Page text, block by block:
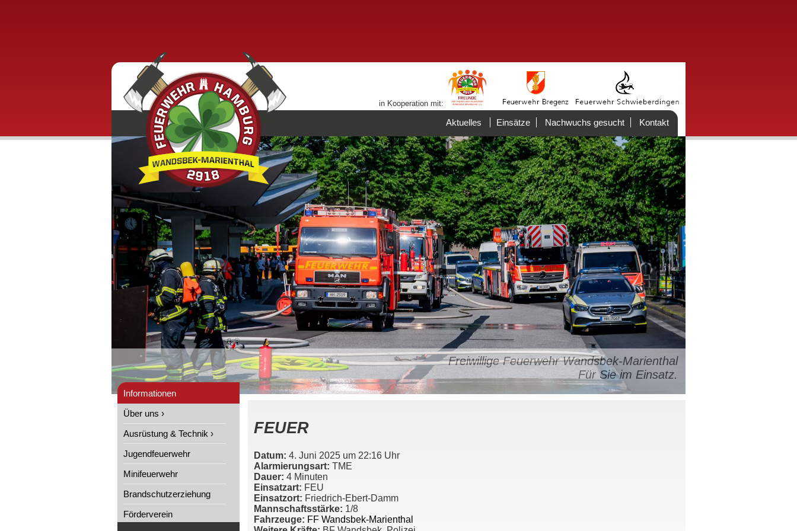
in Kooperation mit:
Aktuelles Einsätze Nachwuchs gesucht Kontakt
Freiwillige Feuerwehr Wandsbek-Marienthal
Für Sie im Einsatz.
Informationen
Über uns ›
Ausrüstung & Technik ›
Jugendfeuerwehr
Minifeuerwehr
Brandschutzerziehung
Förderverein
FEUER
Datum: 4. Juni 2025 um 22:16 Uhr
Alarmierungsart: TME
Dauer: 4 Minuten
Einsatzart: FEU
Einsatzort: Friedrich-Ebert-Damm
Mannschaftsstärke: 1/8
Fahrzeuge: FF Wandsbek-Marienthal